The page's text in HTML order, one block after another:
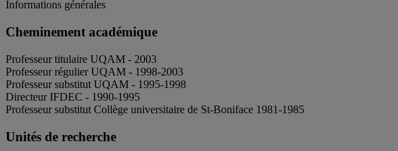
Informations générales
Cheminement académique
Professeur titulaire UQAM - 2003
Professeur régulier UQAM - 1998-2003
Professeur substitut UQAM - 1995-1998
Directeur IFDEC - 1990-1995
Professeur substitut Collège universitaire de St-Boniface 1981-1985
Unités de recherche